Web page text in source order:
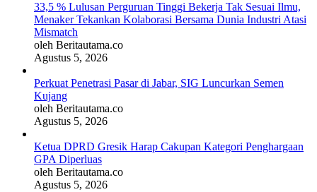
33,5 % Lulusan Perguruan Tinggi Bekerja Tak Sesuai Ilmu,
Menaker Tekankan Kolaborasi Bersama Dunia Industri Atasi
Mismatch
oleh Beritautama.co
Agustus 5, 2026
Perkuat Penetrasi Pasar di Jabar, SIG Luncurkan Semen
Kujang
oleh Beritautama.co
Agustus 5, 2026
Ketua DPRD Gresik Harap Cakupan Kategori Penghargaan
GPA Diperluas
oleh Beritautama.co
Agustus 5, 2026